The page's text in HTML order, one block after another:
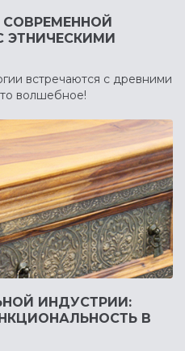
ЭТНИЧЕСКИМИ
встречаются с древними
волшебное!
ИНДУСТРИИ:
В